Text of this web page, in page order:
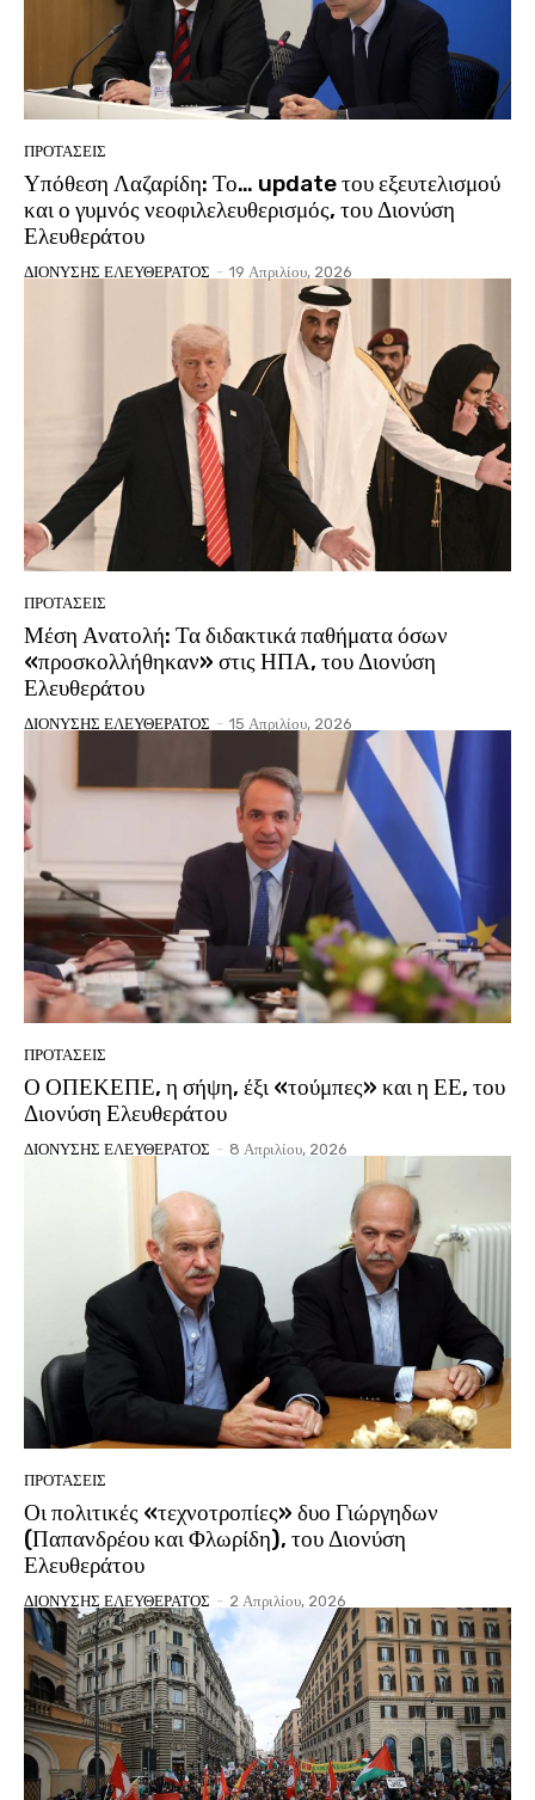
ΠΡΟΤΑΣΕΙΣ
Υπόθεση Λαζαρίδη: Το… update του εξευτελισμού
και ο γυμνός νεοφιλελευθερισμός, του Διονύση
Ελευθεράτου
ΔΙΟΝΥΣΗΣ ΕΛΕΥΘΕΡΑΤΟΣ - 19 Απριλίου, 2026
ΠΡΟΤΑΣΕΙΣ
Μέση Ανατολή: Τα διδακτικά παθήματα όσων
«προσκολλήθηκαν» στις ΗΠΑ, του Διονύση
Ελευθεράτου
ΔΙΟΝΥΣΗΣ ΕΛΕΥΘΕΡΑΤΟΣ - 15 Απριλίου, 2026
ΠΡΟΤΑΣΕΙΣ
Ο ΟΠΕΚΕΠΕ, η σήψη, έξι «τούμπες» και η ΕΕ, του
Διονύση Ελευθεράτου
ΔΙΟΝΥΣΗΣ ΕΛΕΥΘΕΡΑΤΟΣ - 8 Απριλίου, 2026
ΠΡΟΤΑΣΕΙΣ
Οι πολιτικές «τεχνοτροπίες» δυο Γιώργηδων
(Παπανδρέου και Φλωρίδη), του Διονύση
Ελευθεράτου
ΔΙΟΝΥΣΗΣ ΕΛΕΥΘΕΡΑΤΟΣ - 2 Απριλίου, 2026